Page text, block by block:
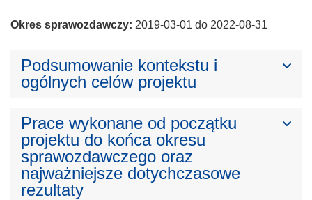
Okres sprawozdawczy: 2019-03-01 do 2022-08-31
Podsumowanie kontekstu i
ogólnych celów projektu
Prace wykonane od początku
projektu do końca okresu
sprawozdawczego oraz
najważniejsze dotychczasowe
rezultaty